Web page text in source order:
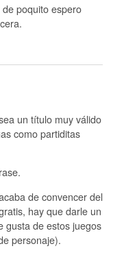
poquito espero
un título muy válido
como partiditas
de convencer del
hay que darle un
gusta de estos juegos
personaje).